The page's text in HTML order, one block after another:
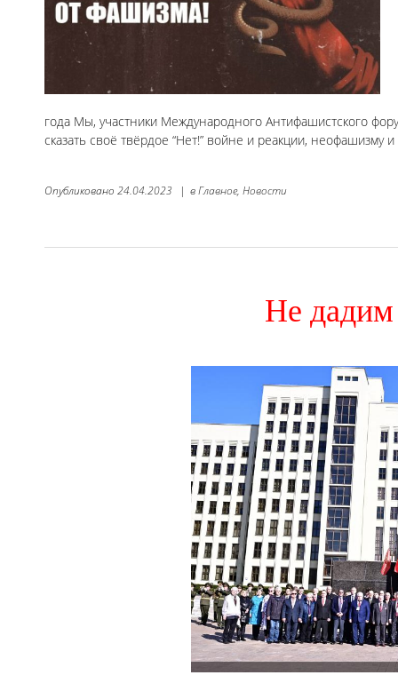
года Мы, участники Международного Антифашистского
сказать своё твёрдое “Нет!” войне и реакции,
Опубликовано 24.04.2023 | вГлавное, Новости
Не дадим